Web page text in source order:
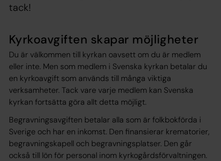
tack!
Kyrkoavgiften skapar möjligheter
Du är välkommen till kyrkan oavsett om du är medlem
eller inte. Men som medlem i Svenska kyrkan betalar du
en kyrkoavgift som används till många viktiga
verksamheter. Tack vare varje medlem kan Svenska
kyrkan fortsätta göra allt detta möjligt.
Begravningsavgiften betalar alla som är folkbokförda i
Sverige och har en inkomst. Den finansierar krematorier,
begravningskapell och begravningsplatser. Den går
också till lön för personal inom kyrkogårdsförvaltningen.